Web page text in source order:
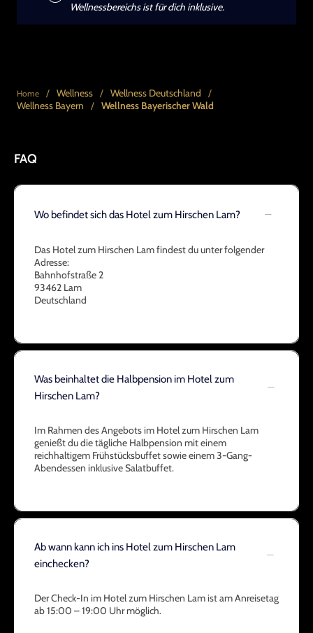
Wellnessbereichs ist für dich inklusive.
Home / Wellness / Wellness Deutschland
/
Wellness Bayern
/ Wellness Bayerischer Wald
FAQ
Wo befindet sich das Hotel zum Hirschen Lam?
Das Hotel zum Hirschen Lam findest du unter folgender
Adresse:
Bahnhofstraße 2
93462 Lam
Deutschland
Was beinhaltet die Halbpension im Hotel zum
Hirschen Lam?
Im Rahmen des Angebots im Hotel zum Hirschen Lam
genießt du die tägliche Halbpension mit einem
reichhaltigem Frühstücksbuffet sowie einem 3-Gang-
Abendessen inklusive Salatbuffet.
Ab wann kann ich ins Hotel zum Hirschen Lam
einchecken?
Der Check-In im Hotel zum Hirschen Lam ist am Anreisetag
ab 15:00 – 19:00 Uhr möglich.